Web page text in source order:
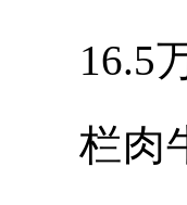
16.5
栏肉